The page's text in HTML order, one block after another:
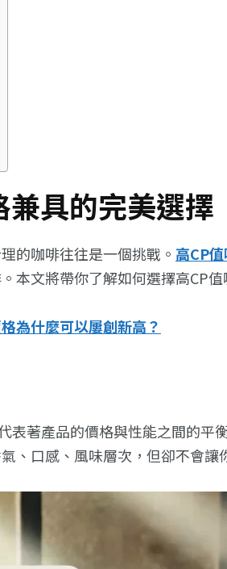
具的完美選擇
的咖啡往往是一個挑戰。 高CP
本文將帶你了解如何選擇高CP
為什麼可以屢創新高？
表著產品的價格與性能之間的
、口感、風味層次，但卻不會讓